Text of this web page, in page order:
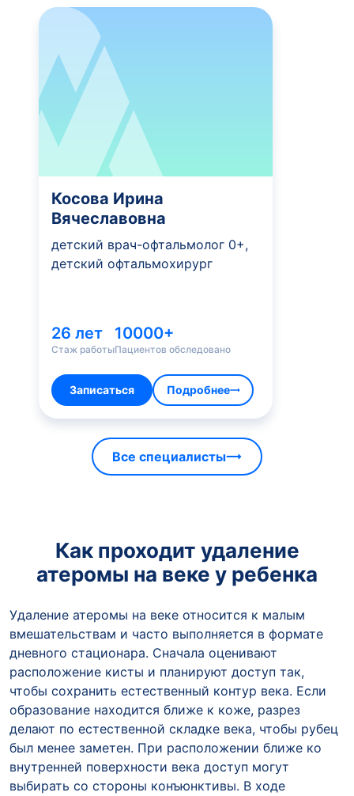
Косова Ирина
Вячеславовна
детский врач-офтальмолог 0+,
детский офтальмохирург
26 лет
Стаж работы
10000+
Пациентов обследовано
Записаться Подробнее
Все специалисты
Как проходит удаление
атеромы на веке у ребенка
Удаление атеромы на веке относится к малым
вмешательствам и часто выполняется в формате
дневного стационара. Сначала оценивают
расположение кисты и планируют доступ так,
чтобы сохранить естественный контур века. Если
образование находится ближе к коже, разрез
делают по естественной складке века, чтобы рубец
был менее заметен. При расположении ближе ко
внутренней поверхности века доступ могут
выбирать со стороны конъюнктивы. В ходе